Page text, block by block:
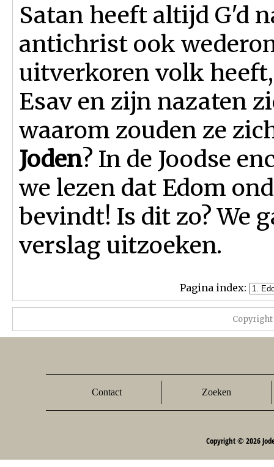
Satan heeft altijd G'd
antichrist ook
uitverkoren volk
Esav en zijn nazaten
waarom zouden ze
Joden? In de Joodse
we lezen dat Edom
bevindt! Is dit zo? We
verslag uitzoeken.
Pagina index:
Contact Zoeken
Copyright © 2026